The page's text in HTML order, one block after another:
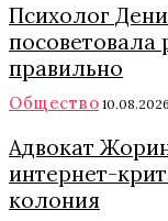
Психолог
посоветовала
правильно
Общество
Адвокат
интернет-
колония